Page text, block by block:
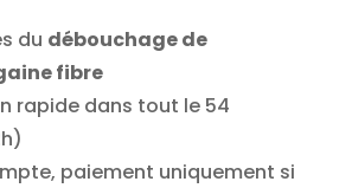
du débouchage de
fibre
rapide dans tout le 54
paiement uniquement si